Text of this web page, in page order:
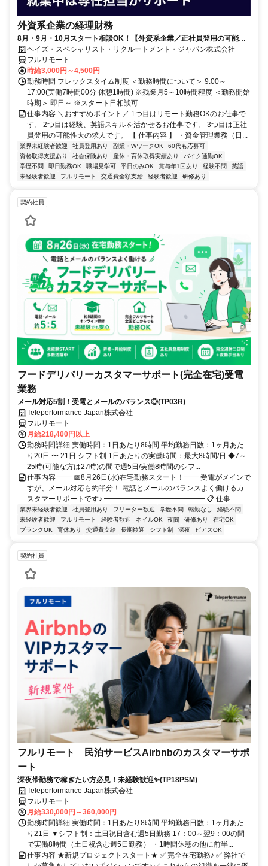
外資系企業の経理財務
8月・9月・10月スタート相談OK！【外資系企業／正社員登用の可能性
大／700万～800万／リモート勤務OK】経理財務
ヘイズ・スペシャリスト・リクルートメント・ジャパン株式会社
フルリモート
時給3,000円～4,500円
勤務時間 フレックスタイム制度 ＜勤務時間について＞ 9:00～
17:00(実働7時間00分 休憩1時間) ※残業月5～10時間程度 ＜勤務開始
時期＞ 即日～ ※スタート日相談可
仕事内容 ＼おすすめポイント／ 1つ目はリモート勤務OKのお仕事で
す。 2つ目は経験、英語スキルを活かせるお仕事です。 3つ目は正社
員登用の可能性大の求人です。 【 仕事内容 】 ・資金管理業務（日...
業界未経験者歓迎 社員登用あり 副業・WワークOK
60代も応募可
資格取得支援あり
社会保険あり 産休・育休取得実績あり
バイク通勤OK
学歴不問
即日勤務OK 職場見学可 平日のみOK 賞与年1回あり 経験不問
英語
未経験者歓迎
フルリモート 交通費全額支給 経験者歓迎 研修あり
契約社員
フードデリバリーカスタマーサポート(完全在宅)受電
業務
メール対応5割！受電とメールのバランス◎(TP03R)
Teleperformance Japan株式会社
フルリモート
月給218,400円以上
勤務時間詳細 実働時間：1日あたり8時間 平均勤務日数：1ヶ月あた
り20日 〜 21日 シフト制 1日あたりの実働時間：最大8時間/日 ◆7～
25時(可能な方は27時)の間で週5日/実働8時間のシフ...
仕事内容 ━━ 📅8月26日(水)在宅勤務スタート！━━ 受電がメインで
すが、メール対応も約半分！ 電話とメールのバランスよく働けるカ
スタマーサポートです♪ ━━━━━━━━━━━━━━ 📋 仕事...
業界未経験者歓迎 社員登用あり フリーター歓迎 学歴不問 転勤なし
経験不問
未経験者歓迎
フルリモート 経験者歓迎 ネイルOK 夜間 研修あり
在宅OK
ブランクOK
育休あり 交通費支給 長期歓迎 シフト制 深夜 ピアスOK
契約社員
フルリモート 民泊サービスAirbnbのカスタマーサポ
ート
深夜帯勤務で稼ぎたい方必見！未経験歓迎✨(TP18PSM)
Teleperformance Japan株式会社
フルリモート
月給330,000円～360,000円
勤務時間詳細 実働時間：1日あたり8時間 平均勤務日数：1ヶ月あた
り21日 ▼シフト制：土日祝日含む週5日勤務 17：00～翌9：00の間
で実働8時間（土日祝含む週5日勤務） ・1時間休憩の他に前半...
仕事内容 ★新規プロジェクトスタート★ ✅ 完全在宅勤務♪ ✅ 弊社で